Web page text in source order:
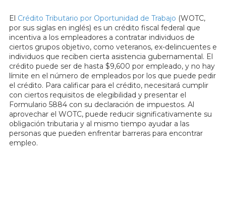
El Crédito Tributario por Oportunidad de Trabajo (WOTC,
por sus siglas en inglés) es un crédito fiscal federal que
incentiva a los empleadores a contratar individuos de
ciertos grupos objetivo, como veteranos, ex-delincuentes e
individuos que reciben cierta asistencia gubernamental. El
crédito puede ser de hasta $9,600 por empleado, y no hay
límite en el número de empleados por los que puede pedir
el crédito. Para calificar para el crédito, necesitará cumplir
con ciertos requisitos de elegibilidad y presentar el
Formulario 5884 con su declaración de impuestos. Al
aprovechar el WOTC, puede reducir significativamente su
obligación tributaria y al mismo tiempo ayudar a las
personas que pueden enfrentar barreras para encontrar
empleo.